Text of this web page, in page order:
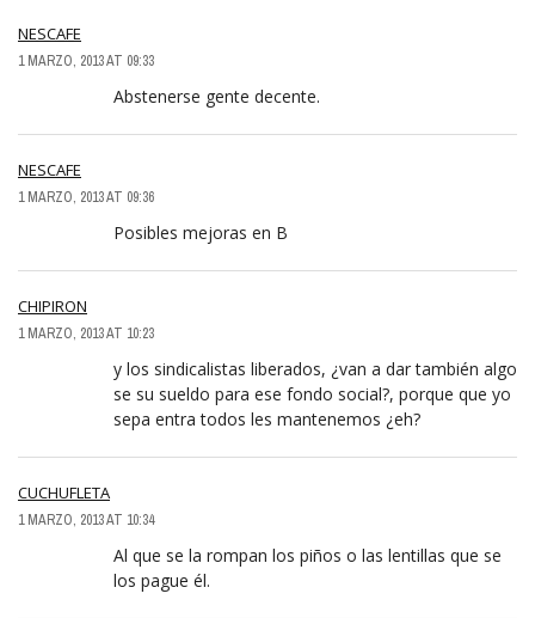
NESCAFE
1 MARZO, 2013 AT 09:33
Abstenerse gente decente.
NESCAFE
1 MARZO, 2013 AT 09:36
Posibles mejoras en B
CHIPIRON
1 MARZO, 2013 AT 10:23
y los sindicalistas liberados, ¿van a dar también algo
se su sueldo para ese fondo social?, porque que yo
sepa entra todos les mantenemos ¿eh?
CUCHUFLETA
1 MARZO, 2013 AT 10:34
Al que se la rompan los piños o las lentillas que se
los pague él.